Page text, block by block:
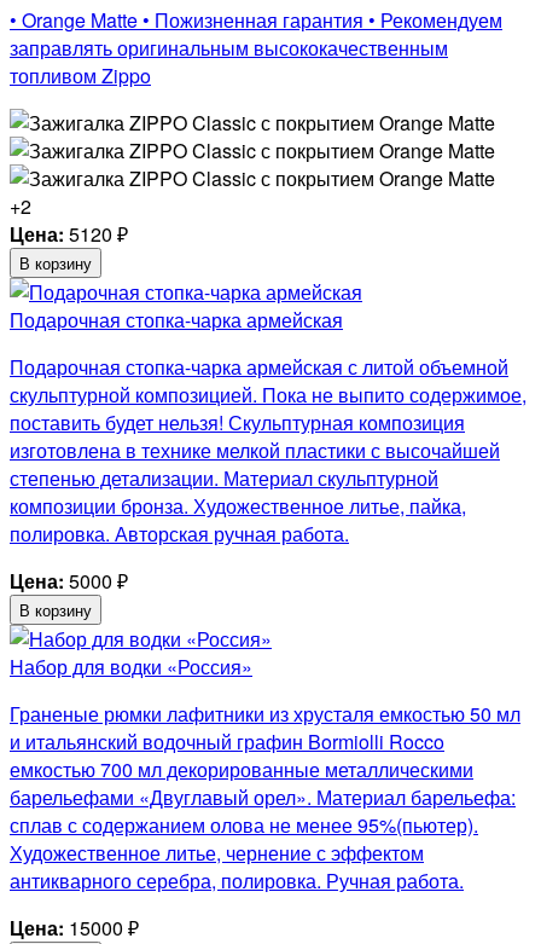
• Orange Matte • Пожизненная гарантия • Рекомендуем
заправлять оригинальным высококачественным
топливом Zippo
+2
Цена: 5120 ₽
В корзину
Подарочная стопка-чарка армейская
Подарочная стопка-чарка армейская с литой объемной
скульптурной композицией. Пока не выпито содержимое,
поставить будет нельзя! Скульптурная композиция
изготовлена в технике мелкой пластики с высочайшей
степенью детализации. Материал скульптурной
композиции бронза. Художественное литье, пайка,
полировка. Авторская ручная работа.
Цена: 5000 ₽
В корзину
Набор для водки «Россия»
Граненые рюмки лафитники из хрусталя емкостью 50 мл
и итальянский водочный графин Bormiolli Rocco
емкостью 700 мл декорированные металлическими
барельефами «Двуглавый орел». Материал барельефа:
сплав с содержанием олова не менее 95%(пьютер).
Художественное литье, чернение с эффектом
антикварного серебра, полировка. Ручная работа.
Цена: 15000 ₽